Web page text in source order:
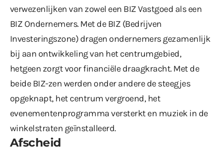
verwezenlijken van zowel een BIZ Vastgoed als een
BIZ Ondernemers. Met de BIZ (Bedrijven
Investeringszone) dragen ondernemers gezamenlijk
bij aan ontwikkeling van het centrumgebied,
hetgeen zorgt voor financiële draagkracht. Met de
beide BIZ-zen werden onder andere de steegjes
opgeknapt, het centrum vergroend, het
evenementenprogramma versterkt en muziek in de
winkelstraten geïnstalleerd.
Afscheid